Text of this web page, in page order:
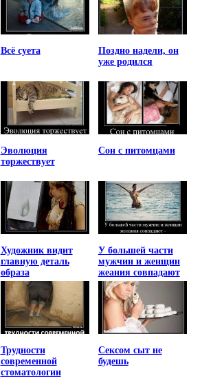
Всё суета
Поздно надели, он
уже родился
Эволюция
торжествует
Сон с питомцами
Художник видит
главную деталь
образа
У большей части
мужчин и женщин
жеания совпадают
Трудности
современной
стоматологии
Сексом сыт не
будешь